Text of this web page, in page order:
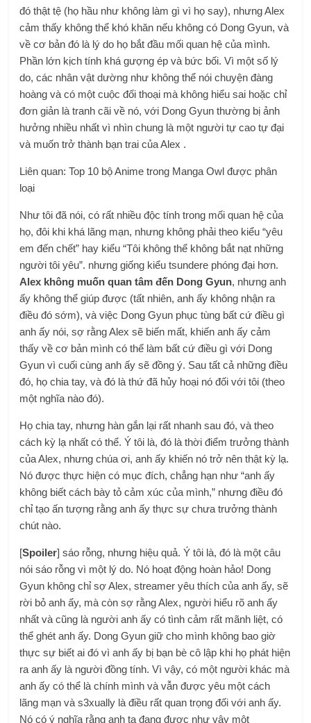
đó thật tệ (họ hầu như không làm gì vì họ say), nhưng Alex
cảm thấy không thể khó khăn nếu không có Dong Gyun, và
về cơ bản đó là lý do họ bắt đầu mối quan hệ của mình.
Phần lớn kịch tính khá gượng ép và bức bối. Vì một số lý
do, các nhân vật dường như không thể nói chuyện đàng
hoàng và có một cuộc đối thoại mà không hiểu sai hoặc chỉ
đơn giản là tranh cãi về nó, với Dong Gyun thường bị ảnh
hưởng nhiều nhất vì nhìn chung là một người tự cao tự đại
và muốn trở thành bạn trai của Alex .
Liên quan: Top 10 bộ Anime trong Manga Owl được phân
loại
Như tôi đã nói, có rất nhiều độc tính trong mối quan hệ của
họ, đôi khi khá lãng mạn, nhưng không phải theo kiểu “yêu
em đến chết” hay kiểu “Tôi không thể không bắt nạt những
người tôi yêu”. nhưng giống kiểu tsundere phóng đại hơn.
Alex không muốn quan tâm đến Dong Gyun, nhưng anh
ấy không thể giúp được (tất nhiên, anh ấy không nhận ra
điều đó sớm), và việc Dong Gyun phục tùng bất cứ điều gì
anh ấy nói, sợ rằng Alex sẽ biến mất, khiến anh ấy cảm
thấy về cơ bản mình có thể làm bất cứ điều gì với Dong
Gyun vì cuối cùng anh ấy sẽ đồng ý. Sau tất cả những điều
đó, họ chia tay, và đó là thứ đã hủy hoại nó đối với tôi (theo
một nghĩa nào đó).
Họ chia tay, nhưng hàn gắn lại rất nhanh sau đó, và theo
cách kỳ lạ nhất có thể. Ý tôi là, đó là thời điểm trưởng thành
của Alex, nhưng chúa ơi, anh ấy khiến nó trở nên thật kỳ lạ.
Nó được thực hiện có mục đích, chẳng hạn như “anh ấy
không biết cách bày tỏ cảm xúc của mình,” nhưng điều đó
chỉ tạo ấn tượng rằng anh ấy thực sự chưa trưởng thành
chút nào.
[Spoiler] sáo rỗng, nhưng hiệu quả. Ý tôi là, đó là một câu
nói sáo rỗng vì một lý do. Nó hoạt động hoàn hảo! Dong
Gyun không chỉ sợ Alex, streamer yêu thích của anh ấy, sẽ
rời bỏ anh ấy, mà còn sợ rằng Alex, người hiểu rõ anh ấy
nhất và cũng là người anh ấy có tình cảm rất mãnh liệt, có
thể ghét anh ấy. Dong Gyun giữ cho mình không bao giờ
thực sự biết ai đó vì anh ấy bị bạn bè cô lập khi họ phát hiện
ra anh ấy là người đồng tính. Vì vậy, có một người khác mà
anh ấy có thể là chính mình và vẫn được yêu một cách
lãng mạn và s3xually là điều rất quan trọng đối với anh ấy.
Nó có ý nghĩa rằng anh ta đang được như vậy một